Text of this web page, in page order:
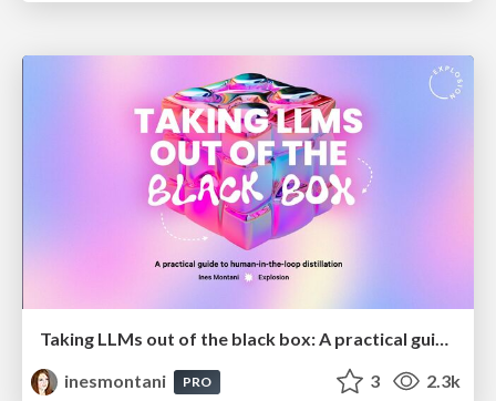
Taking LLMs out of the black box: A practical guide to human-in-the-loop distillation
inesmontani
PRO 3 2.3k